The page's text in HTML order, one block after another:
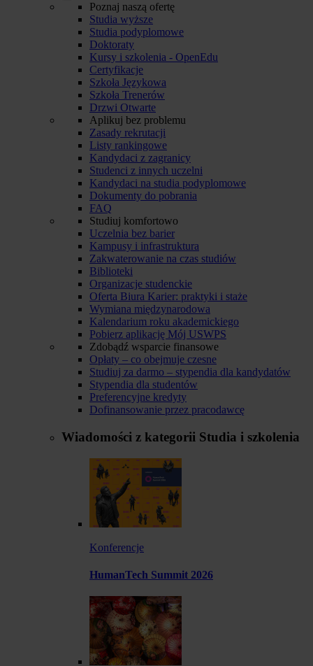
Poznaj naszą ofertę
Studia wyższe
Studia podyplomowe
Doktoraty
Kursy i szkolenia - OpenEdu
Certyfikacje
Szkoła Językowa
Szkoła Trenerów
Drzwi Otwarte
Aplikuj bez problemu
Zasady rekrutacji
Listy rankingowe
Kandydaci z zagranicy
Studenci z innych uczelni
Kandydaci na studia podyplomowe
Dokumenty do pobrania
FAQ
Studiuj komfortowo
Uczelnia bez barier
Kampusy i infrastruktura
Zakwaterowanie na czas studiów
Biblioteki
Organizacje studenckie
Oferta Biura Karier: praktyki i staże
Wymiana międzynarodowa
Kalendarium roku akademickiego
Pobierz aplikację Mój USWPS
Zdobądź wsparcie finansowe
Opłaty – co obejmuje czesne
Studiuj za darmo – stypendia dla kandydatów
Stypendia dla studentów
Preferencyjne kredyty
Dofinansowanie przez pracodawcę
Wiadomości z kategorii Studia i szkolenia
Konferencje
HumanTech Summit 2026